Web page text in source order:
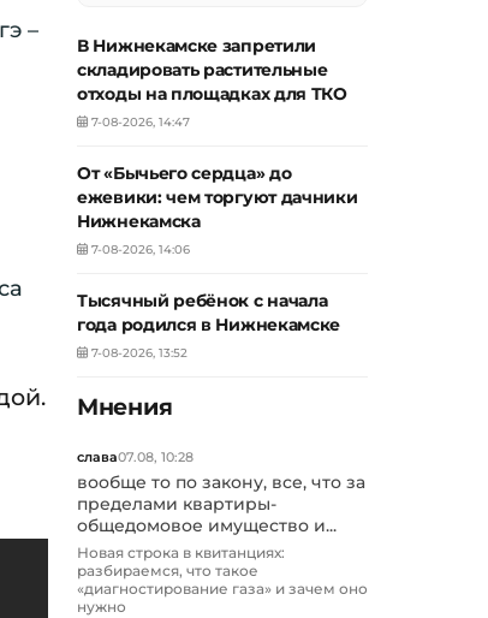
–
В Нижнекамске запретили
складировать растительные
отходы на площадках для ТКО
7-08-2026, 14:47
От «Бычьего сердца» до
ежевики: чем торгуют дачники
Нижнекамска
7-08-2026, 14:06
Тысячный ребёнок с начала
года родился в Нижнекамске
7-08-2026, 13:52
Мнения
слава07.08, 10:28
вообще то по закону, все, что за
пределами квартиры-
общедомовое имущество и...
Новая строка в квитанциях:
разбираемся, что такое
«диагностирование газа» и зачем оно
нужно